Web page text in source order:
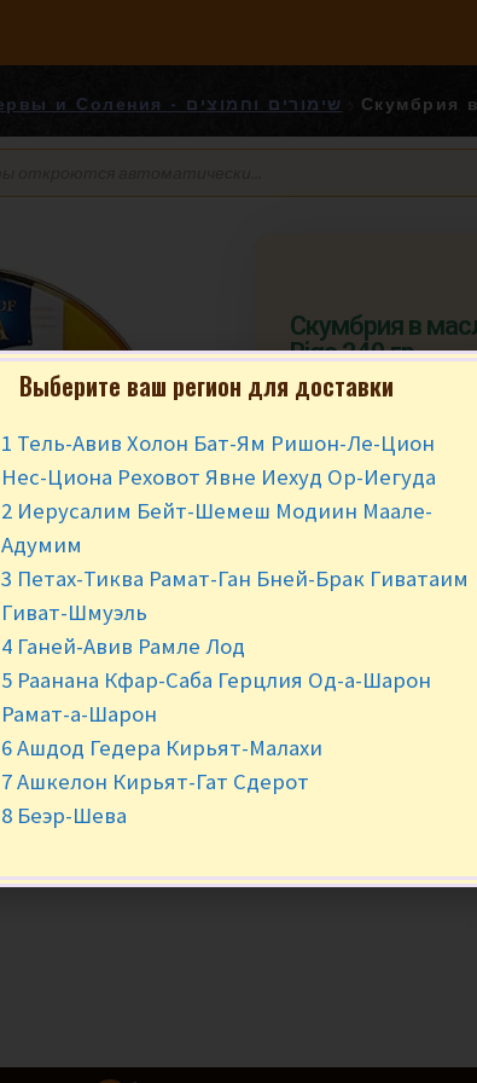
Консервы и Соления - שימורים וחמוצים Скумбрия
Скумбрия в
Riga 240 гр.
В наличии
Выберите ваш регион для доставки
1 Тель-Авив Холон Бат-Ям Ришон-Ле-Цион
Нес-Циона Реховот Явне Иехуд Ор-Иегуда
2 Иерусалим Бейт-Шемеш Модиин Маале-
Адумим
3 Петах-Тиква Рамат-Ган Бней-Брак Гиватаим
Гиват-Шмуэль
4 Ганей-Авив Рамле Лод
5 Раанана Кфар-Саба Герцлия Од-а-Шарон
Рамат-а-Шарон
6 Ашдод Гедера Кирьят-Малахи
7 Ашкелон Кирьят-Гат Сдерот
8 Беэр-Шева